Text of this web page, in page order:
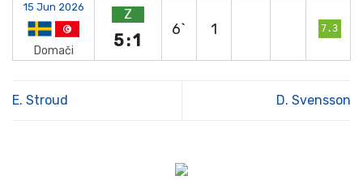
15 Jun 2026
Domači
Z
5:1
6` 1 7.3
E. Stroud D. Svensson